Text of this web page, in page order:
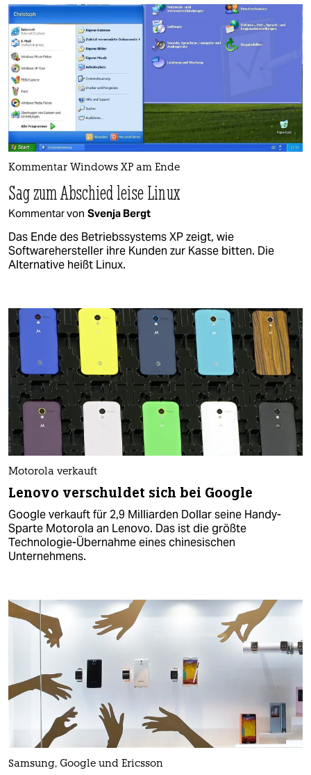
Kommentar Windows XP am Ende
Sag zum Abschied leise Linux
Kommentar von Svenja Bergt
Das Ende des Betriebssystems XP zeigt, wie
Softwarehersteller ihre Kunden zur Kasse bitten. Die
Alternative heißt Linux.
Motorola verkauft
Lenovo verschuldet sich bei Google
Google verkauft für 2,9 Milliarden Dollar seine Handy-
Sparte Motorola an Lenovo. Das ist die größte
Technologie-Übernahme eines chinesischen
Unternehmens.
Samsung, Google und Ericsson